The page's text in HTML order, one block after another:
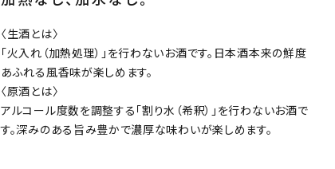
濃淡度 甘辛度
〈生酒とは〉
「火入れ（加熱処理）」を行わないお酒です。日本酒本来の鮮度
あふれる風香味が楽しめます。
〈原酒とは〉
アルコール度数を調整する「割り水（希釈）」を行わないお酒で
す。深みのある旨み豊かで濃厚な味わいが楽しめます。